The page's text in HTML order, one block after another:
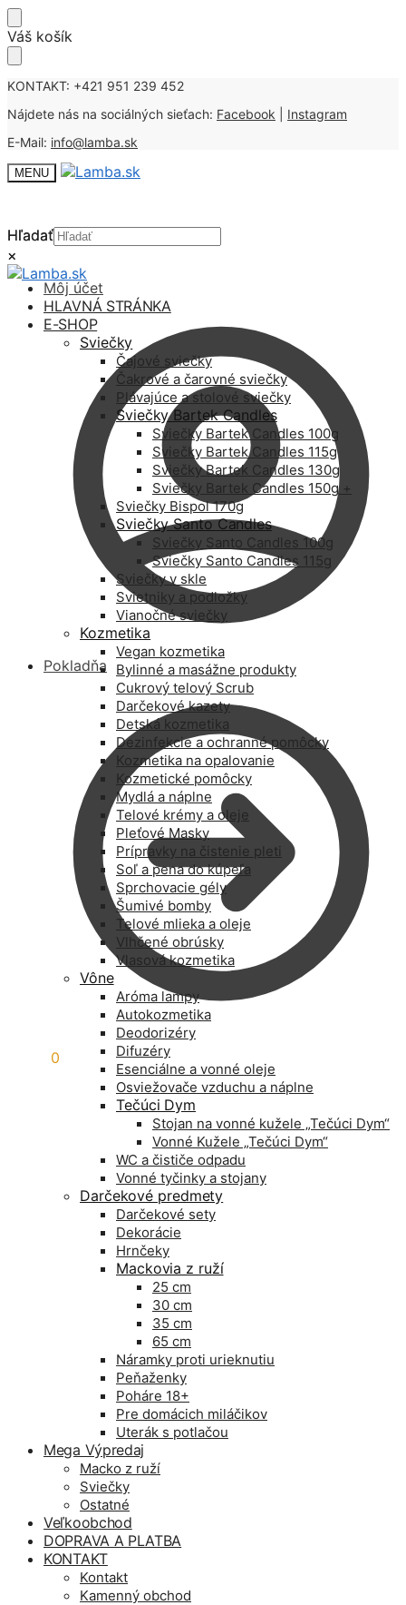
Skip
to
Skip
to
Váš košík
KONTAKT: +421 951 239 452
Nájdete nás na sociálných sieťach: Facebook
Instagram
E-Mail: info@lamba.sk
MENU
Hľadať
×
Môj účet
Pokladňa
0
Hľadať
×
HLAVNÁ STRÁNKA
E-SHOP
Sviečky
Čajové sviečky
Čakrové a čarovné sviečky
Plávajúce a stolové sviečky
Sviečky Bartek Candles
Sviečky Bartek Candles 100g
Sviečky Bartek Candles 115g
Sviečky Bartek Candles 130g
Sviečky Bartek Candles 150g +
Sviečky Bispol 170g
Sviečky Santo Candles
Sviečky Santo Candles 100g
Sviečky Santo Candles 115g
Sviečky v skle
Svietniky a podložky
Vianočné sviečky
Kozmetika
Vegan kozmetika
Bylinné a masážne produkty
Cukrový telový Scrub
Darčekové kazety
Detská kozmetika
Dezinfekcie a ochranné pomôcky
Kozmetika na opalovanie
Kozmetické pomôcky
Mydlá a náplne
Telové krémy a oleje
Pleťové Masky
Prípravky na čistenie pleti
Soľ a pena do kúpeľa
Sprchovacie gély
Šumivé bomby
Telové mlieka a oleje
Vlhčené obrúsky
Vlasová kozmetika
Vône
Aróma lampy
Autokozmetika
Deodorizéry
Difuzéry
Esenciálne a vonné oleje
Osviežovače vzduchu a náplne
Tečúci Dym
Stojan na vonné kužele „Tečúci Dym“
Vonné Kužele „Tečúci Dym“
WC a čističe odpadu
Vonné tyčinky a stojany
Darčekové predmety
Darčekové sety
Dekorácie
Hrnčeky
Mackovia z ruží
25 cm
30 cm
35 cm
65 cm
Náramky proti urieknutiu
Peňaženky
Poháre 18+
Pre domácich miláčikov
Uterák s potlačou
Mega Výpredaj
Macko z ruží
Sviečky
Ostatné
Veľkoobchod
DOPRAVA A PLATBA
KONTAKT
Kontakt
Kamenný obchod